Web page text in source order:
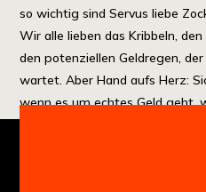
so wichtig sind Servus liebe
Wir alle lieben das Kribbeln,
den potenziellen Geldregen,
wartet. Aber Hand aufs Herz:
wenn es um echtes Geld geht,